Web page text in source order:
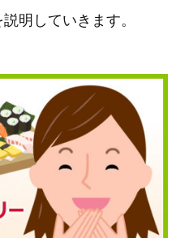
明していきます。